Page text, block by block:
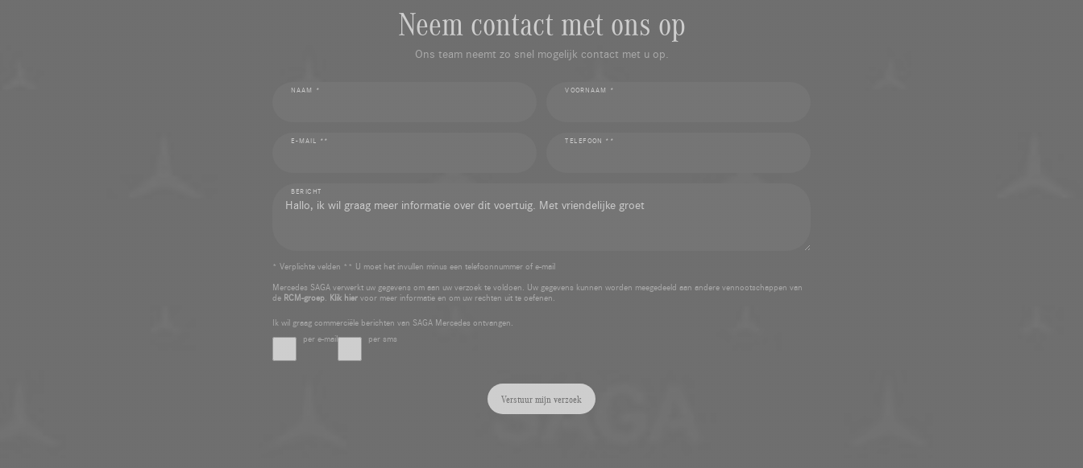
Neem contact met ons op
Ons team neemt zo snel mogelijk contact met u op.
NAAM * VOORNAAM *
E-MAIL ** TELEFOON **
BERICHT
* Verplichte velden ** U moet het invullen minus een telefoonnummer of e-mail
Mercedes SAGA verwerkt uw gegevens om aan uw verzoek te voldoen. Uw gegevens kunnen worden meegedeeld aan andere vennootschappen van
de RCM-groep. Klik hiervoor meer informatie en om uw rechten uit te oefenen.
Ik wil graag commerciële berichten van SAGA Mercedes ontvangen.
per e-mail
per sms
Verstuur mijn verzoek